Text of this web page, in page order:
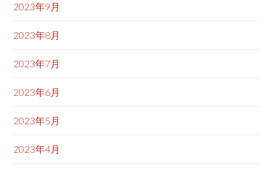
2023年9月
2023年8月
2023年7月
2023年6月
2023年5月
2023年4月